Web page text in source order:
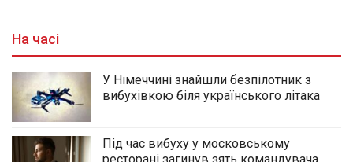
На часі
У Німеччині знайшли безпілотник з
вибухівкою біля українського літака
Під час вибуху у московському